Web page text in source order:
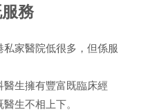
務
家醫院低很多，但係服
生擁有豐富既臨床經
生不相上下。